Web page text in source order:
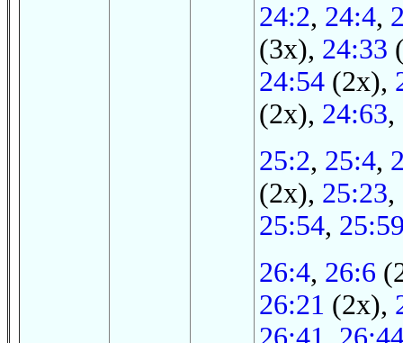
24:2, 24:4,
(3x), 24:33
24:54 (2x),
(2x), 24:63,
25:2, 25:4,
(2x), 25:23,
25:54,
26:4, 26:6
26:21 (2x),